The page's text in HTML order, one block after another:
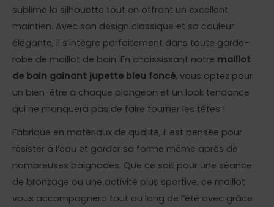
sublime la silhouette tout en offrant un excellent
maintien. Avec son design classique et sa couleur
élégante, il s’intègre parfaitement dans toute garde-
robe de maillot de bain. En choississant notre maillot
de bain gainant jupette bleu foncé, vous optez pour
un bien-être à chaque plongeon et un look tendance
qui ne manquera pas de faire tourner les têtes !
Fabriqué en matériaux de qualité, il est pensée pour
résister à l’eau et garder sa forme même après de
nombreuses baignades. Que ce soit pour une séance
de bronzage ou une activité plus sportive, ce maillot
vous accompagnera tout au long de l’été avec grâce